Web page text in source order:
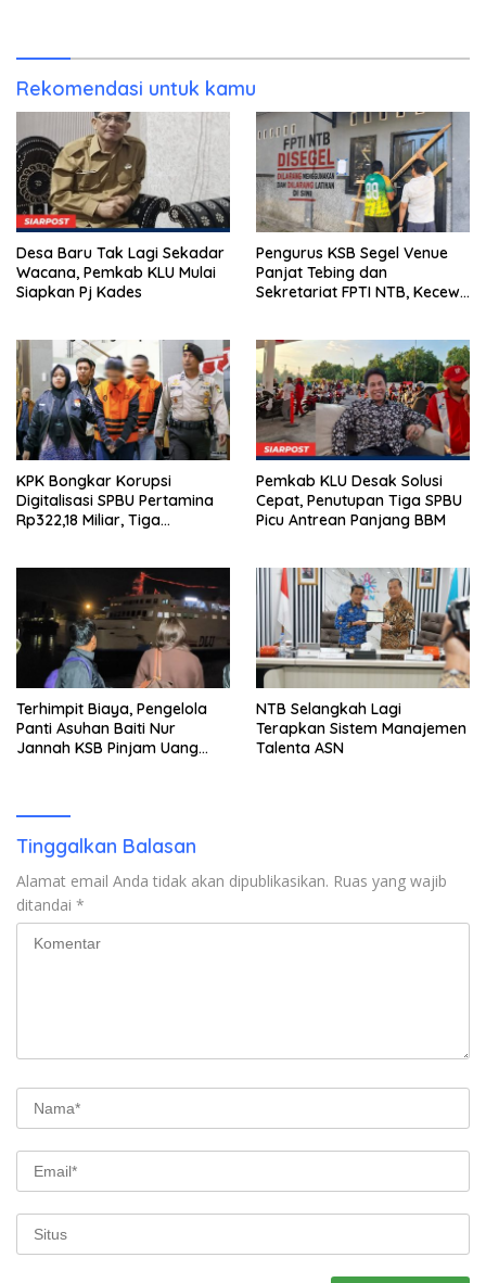
Rekomendasi untuk kamu
Desa Baru Tak Lagi Sekadar
Wacana, Pemkab KLU Mulai
Siapkan Pj Kades
Pengurus KSB Segel Venue
Panjat Tebing dan
Sekretariat FPTI NTB, Kecewa
KPK Bongkar Korupsi
Digitalisasi SPBU Pertamina
Rp322,18 Miliar, Tiga
Pemkab KLU Desak Solusi
Cepat, Penutupan Tiga SPBU
Picu Antrean Panjang BBM
Terhimpit Biaya, Pengelola
Panti Asuhan Baiti Nur
Jannah KSB Pinjam Uang
NTB Selangkah Lagi
Terapkan Sistem Manajemen
Talenta ASN
Tinggalkan Balasan
Alamat email Anda tidak akan dipublikasikan. Ruas yang wajib
ditandai *